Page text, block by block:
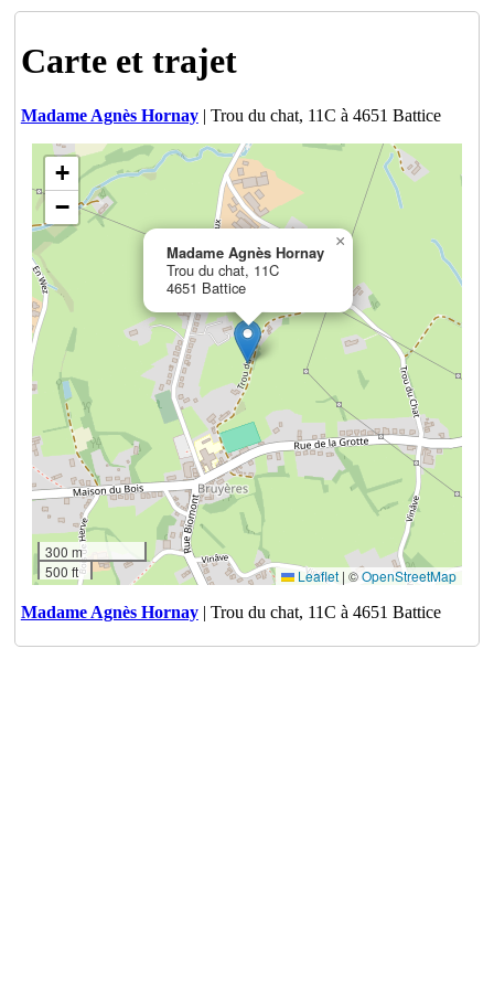
Carte et trajet
Madame Agnès Hornay| Trou du chat, 11C à 4651 Battice
Madame Agnès Hornay
Trou du chat, 11C
4651 Battice
×
+
−
300 m
500 ft
Leaflet | ©OpenStreetMap
Madame Agnès Hornay| Trou du chat, 11C à 4651 Battice